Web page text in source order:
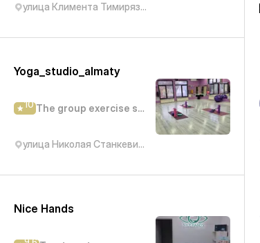
улица Климента Тимирязева, 42/10А
Yoga_studio_almaty
10 The group exercise studio
улица Николая Станкевича, 43
Nice Hands